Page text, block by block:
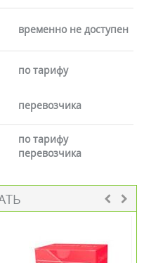
временно не доступен
по тарифу
перевозчика
по тарифу
перевозчика